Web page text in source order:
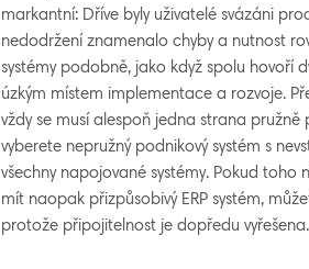
markantní: Dříve byly uživatelé svázáni
nedodržení znamenalo chyby a nutnost
systémy podobně, jako když spolu hovoří
úzkým místem implementace a rozvoje.
vždy se musí alespoň jedna strana pružně
vyberete nepružný podnikový systém s
všechny napojované systémy. Pokud
mít naopak přizpůsobivý ERP systém,
protože připojitelnost je dopředu vyřešena.